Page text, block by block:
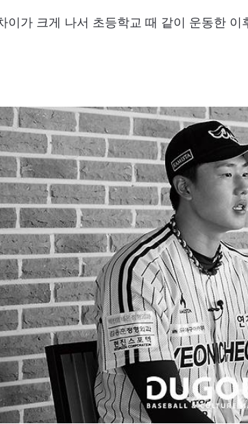
이가 크게 나서 초등학교 때 같이 운동한 이